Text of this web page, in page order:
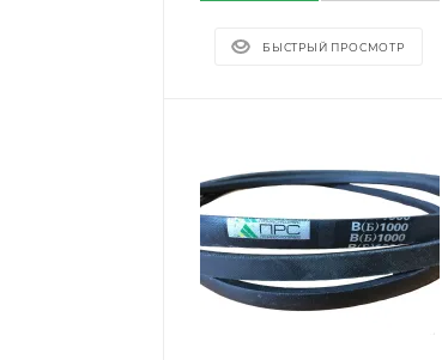
БЫСТРЫЙ ПРОСМОТР